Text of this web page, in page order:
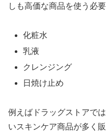
しも高価な商品を使う必
化粧水
乳液
クレンジング
日焼け止め
例えばドラッグストアで
いスキンケア商品が多く